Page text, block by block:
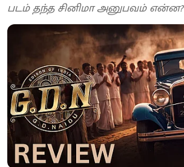
படம் தந்த சினிமா அனுபவம் என்ன?